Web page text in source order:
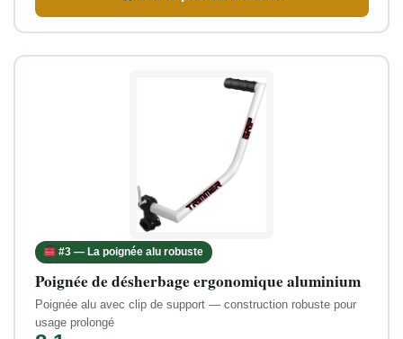
#3 — La poignée alu robuste
Poignée de désherbage ergonomique aluminium
Poignée alu avec clip de support — construction robuste pour
usage prolongé